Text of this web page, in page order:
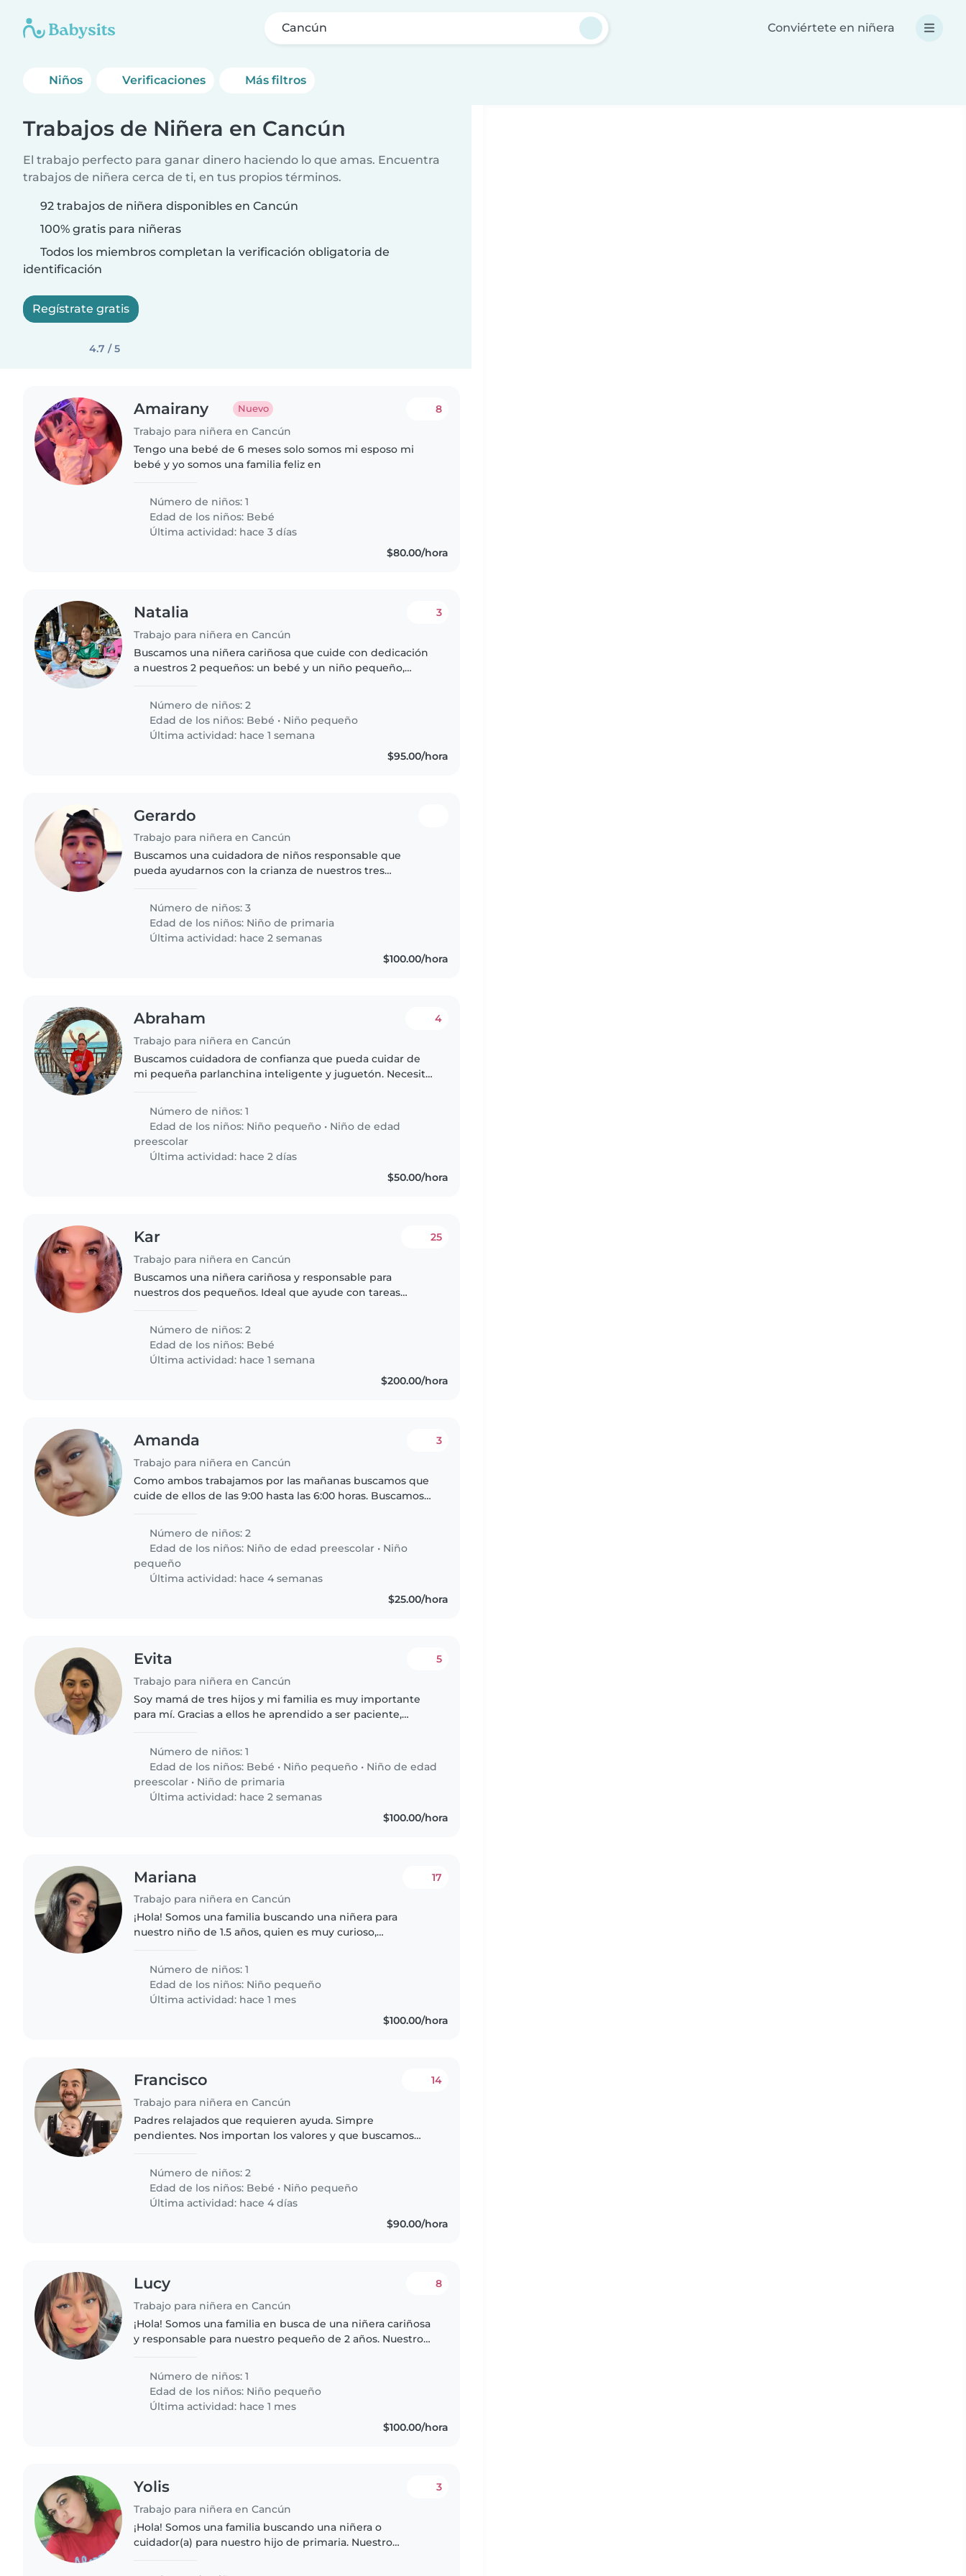
Cancún Conviértete en niñera
Niños Verificaciones Más filtros
Trabajos de Niñera en Cancún
El trabajo perfecto para ganar dinero haciendo lo que amas. Encuentra
trabajos de niñera cerca de ti, en tus propios términos.
92 trabajos de niñera disponibles en Cancún
100% gratis para niñeras
Todos los miembros completan la verificación obligatoria de
identificación
Regístrate gratis
4.7 / 5
Amairany Nuevo
Trabajo para niñera en Cancún
8
Tengo una bebé de 6 meses solo somos mi esposo mi
bebé y yo somos una familia feliz en
Número de niños: 1
Edad de los niños: Bebé
Última actividad: hace 3 días
$80.00/hora
Natalia
Trabajo para niñera en Cancún
3
Buscamos una niñera cariñosa que cuide con dedicación
a nuestros 2 pequeños: un bebé y un niño pequeño,
Número de niños: 2
Edad de los niños: Bebé • Niño pequeño
Última actividad: hace 1 semana
$95.00/hora
Gerardo
Trabajo para niñera en Cancún
Buscamos una cuidadora de niños responsable que
pueda ayudarnos con la crianza de nuestros tres
y que se sienta cómodo cocinando..
Número de niños: 3
Edad de los niños: Niño de primaria
Última actividad: hace 2 semanas
$100.00/hora
Abraham
Trabajo para niñera en Cancún
4
Buscamos cuidadora de confianza que pueda cuidar de
mi pequeña parlanchina inteligente y juguetón. Necesita
sencillas. ¿Te interesa?..
Número de niños: 1
Edad de los niños: Niño pequeño • Niño de edad
preescolar
Última actividad: hace 2 días
$50.00/hora
Kar
Trabajo para niñera en Cancún
25
Buscamos una niñera cariñosa y responsable para
nuestros dos pequeños. Ideal que ayude con tareas
con energía positiva.
Número de niños: 2
Edad de los niños: Bebé
Última actividad: hace 1 semana
$200.00/hora
Amanda
Trabajo para niñera en Cancún
3
Como ambos trabajamos por las mañanas buscamos que
cuide de ellos de las 9:00 hasta las 6:00 horas. Buscamos
por ejemplo,..
Número de niños: 2
Edad de los niños: Niño de edad preescolar • Niño
pequeño
Última actividad: hace 4 semanas
$25.00/hora
Evita
Trabajo para niñera en Cancún
5
Soy mamá de tres hijos y mi familia es muy importante
para mí. Gracias a ellos he aprendido a ser paciente,
Número de niños: 1
Edad de los niños: Bebé • Niño pequeño • Niño de edad
preescolar • Niño de primaria
Última actividad: hace 2 semanas
$100.00/hora
Mariana
Trabajo para niñera en Cancún
17
¡Hola! Somos una familia buscando una niñera para
nuestro niño de 1.5 años, quien es muy curioso,
pomerania) así que es importante..
Número de niños: 1
Edad de los niños: Niño pequeño
Última actividad: hace 1 mes
$100.00/hora
Francisco
Trabajo para niñera en Cancún
14
Padres relajados que requieren ayuda. Simpre
pendientes. Nos importan los valores y que buscamos
Número de niños: 2
Edad de los niños: Bebé • Niño pequeño
Última actividad: hace 4 días
$90.00/hora
Lucy
Trabajo para niñera en Cancún
8
¡Hola! Somos una familia en busca de una niñera cariñosa
y responsable para nuestro pequeño de 2 años. Nuestro
alguien con paciencia..
Número de niños: 1
Edad de los niños: Niño pequeño
Última actividad: hace 1 mes
$100.00/hora
Yolis
Trabajo para niñera en Cancún
3
¡Hola! Somos una familia buscando una niñera o
cuidador(a) para nuestro hijo de primaria. Nuestro
Buscamos a alguien que se sienta cómodo..